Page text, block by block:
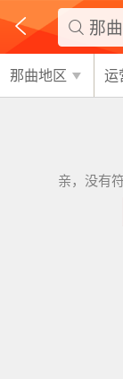
 那
那曲地区 运
亲，没有